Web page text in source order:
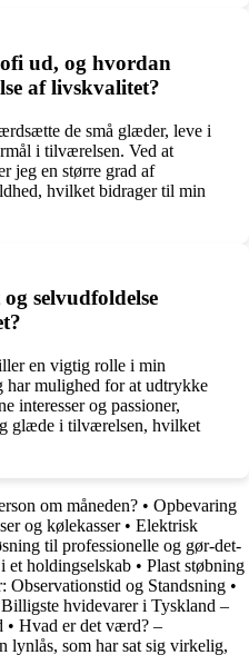
ud, og hvordan
af livskvalitet?
de små glæder, leve i
i tilværelsen. Ved at
jeg en større grad af
hvilket bidrager til min
selvudfoldelse
en vigtig rolle i min
har mulighed for at udtrykke
interesser og passioner,
glæde i tilværelsen, hvilket
om måneden? • Opbevaring
og kølekasser• Elektrisk
til professionelle og gør-det-
et holdingselskab • Plast støbning
Observationstid og Standsning •
Billigste hvidevarer i Tyskland –
• Hvad er det værd? –
lynlås, som har sat sig virkelig,